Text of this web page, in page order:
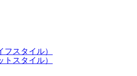
スタイル）
スタイル）